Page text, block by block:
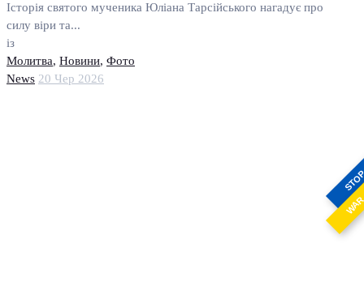
Історія святого мученика Юліана Тарсійського нагадує про
силу віри та...
із
Молитва, Новини, Фото
News 20 Чер 2026